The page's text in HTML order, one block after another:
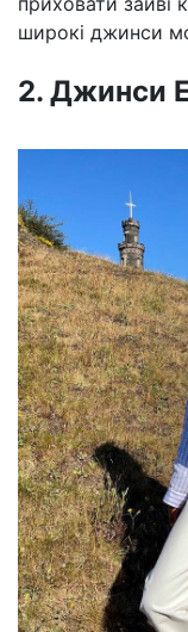
широкі джинси
2. Джинси